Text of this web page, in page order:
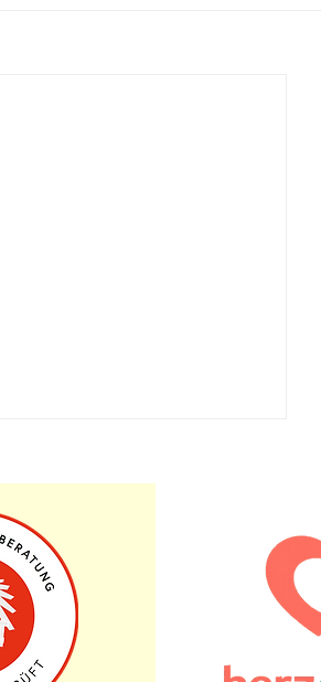
unbeschriebenes Blatt Papier.
Jeder Gedanke, der sich in
Kopf regt, hinterlässt eine
Spur, einen...